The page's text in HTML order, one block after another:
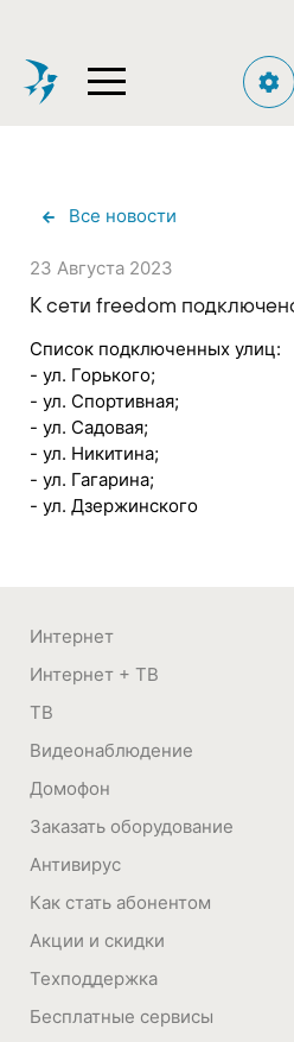
Все новости
23 Августа 2023
К сети freedom
Список подключенных улиц:
- ул. Горького;
- ул. Спортивная;
- ул. Садовая;
- ул. Никитина;
- ул. Гагарина;
- ул. Дзержинского
Интернет
Интернет + ТВ
ТВ
Видеонаблюдение
Домофон
Заказать оборудование
Антивирус
Как стать абонентом
Акции и скидки
Техподдержка
Бесплатные сервисы